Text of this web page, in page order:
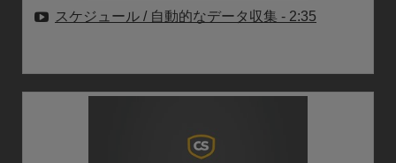
スケジュール / 自動的なデータ収集 - 2:35